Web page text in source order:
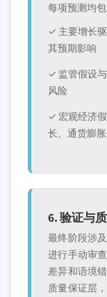
每项预测均
✓ 主要增长
其预期影响
✓ 监管假设
风险
✓ 宏观经济
长、通货膨胀
6. 验证与
最终阶段涉
进行手动审
差异和语境
质量保证层